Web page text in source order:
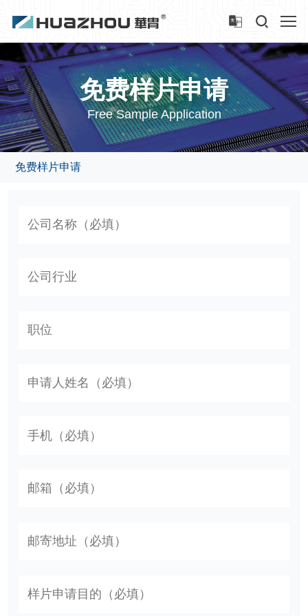
免费样片申请
Free Sample Application
免费样片申请